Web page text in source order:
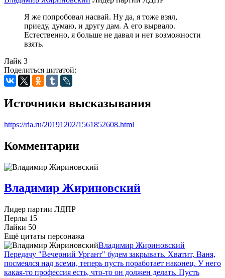
Я же попробовал насвай. Ну да, я тоже взял,
приеду, думаю, и другу дам. А его вырвало.
Естественно, я больше не давал и нет возможности
взять.
Лайк 3
Поделиться цитатой:
Источники высказывания
https://ria.ru/20191202/1561852608.html
Комментарии
Владимир Жириновский
Лидер партии ЛДПР
Перлы 15
Лайки 50
Ещё цитаты персонажа
Владимир Жириновский
Передачу "Вечерний Ургант" будем закрывать. Хватит, Ваня,
посмеялся над всеми, теперь пусть поработает наконец. У него
какая-то профессия есть, что-то он должен делать. Пусть